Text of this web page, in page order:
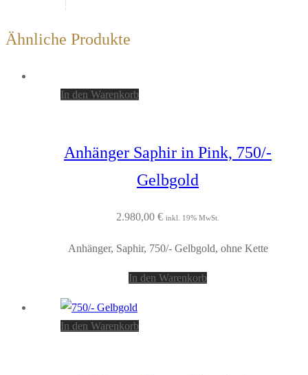
Ähnliche Produkte
In den Warenkorb
Anhänger Saphir in Pink, 750/-
Gelbgold
2.980,00 € inkl. 19% MwSt.
Anhänger, Saphir, 750/- Gelbgold, ohne Kette
In den Warenkorb
In den Warenkorb